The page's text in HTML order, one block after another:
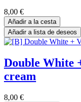
8,00 €
Añadir a la cesta
Añadir a lista de deseos
Double White
cream
8,00 €